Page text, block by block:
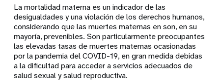
La mortalidad materna es un indicador de las
desigualdades y una violación de los derechos humanos,
considerando que las muertes maternas en son, en su
mayoría, prevenibles. Son particularmente preocupantes
las elevadas tasas de muertes maternas ocasionadas
por la pandemia del COVID-19, en gran medida debidas
a la dificultad para acceder a servicios adecuados de
salud sexual y salud reproductiva.